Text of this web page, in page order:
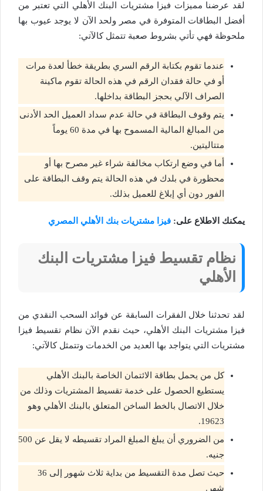
لقد عرضنا مميزات فيزا مشتريات البنك الأهلي التي تعتبر من
أفضل البطاقات المتوفرة في مصر ولحد الآن لا يوجد عيوب بها
ملحوظة فهي تأتي بشروط صعبة تتمثل كالآتي:
عندما تقوم بكتابة الرقم السري بطريقة خطأ لعدة مرات
أو في حالة فقدان الرقم في هذه الحالة تقوم ماكينة
الصراف الآلي بحجز البطاقة بداخلها.
يتم وقوف البطاقة في حالة عدم سداد العميل الحد الأدنى
من المبالغ المالية المسموح بها في مدة 60 يوماً
متتاليتين.
أما في وضع ارتكاب مخالفة شراء غير مصرح بها أو
محظورة في بلدك في هذه الحالة يتم وقف البطاقة على
الفور دون أي إبلاغ للعميل بذلك.
يمكنك الاطلاع على: فيزا مشتريات بنك الأهلي المصري
نظام تقسيط فيزا مشتريات البنك
الأهلي
لقد تحدثنا خلال الفقرات السابقة عن فوائد السحب النقدي من
فيزا مشتريات البنك الأهلي، حيث نقدم الآن نظام تقسيط فيزا
مشتريات التي يتواجد بها العديد من الخدمات وتتمثل كالآتي:
كل من يحمل بطاقة الائتمان الخاصة بالبنك الأهلي
يستطيع الحصول على خدمة تقسيط المشتريات وذلك من
خلال الاتصال بالخط الساخن المتعلق بالبنك الأهلي وهو
19623.
من الضروري أن يبلغ المبلغ المراد تقسيطه لا يقل عن 500
جنيه.
حيث تصل مدة التقسيط من بداية ثلاث شهور إلى 36
شهر.